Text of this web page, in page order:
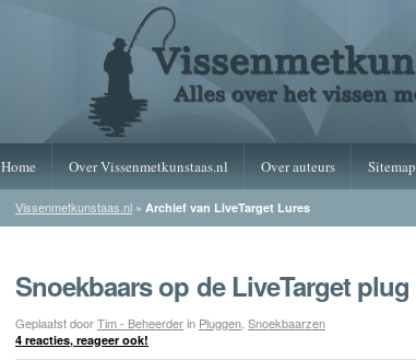
Home Over Vissenmetkunstaas.nl Over auteurs Sitemap
Vissenmetkunstaas.nl » Archief van LiveTarget Lures
Snoekbaars op de LiveTarget plug
Geplaatst doorTim - Beheerderin Pluggen Snoekbaarzen
4 reacties, reageer ook!